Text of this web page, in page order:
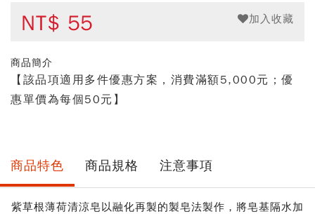
NT$ 55 加入收藏
商品簡介
【該品項適用多件優惠方案，消費滿額5,000元；優
惠單價為每個50元】
商品特色 商品規格 注意事項
紫草根薄荷清涼皂以融化再製的製皂法製作，將皂基隔水加